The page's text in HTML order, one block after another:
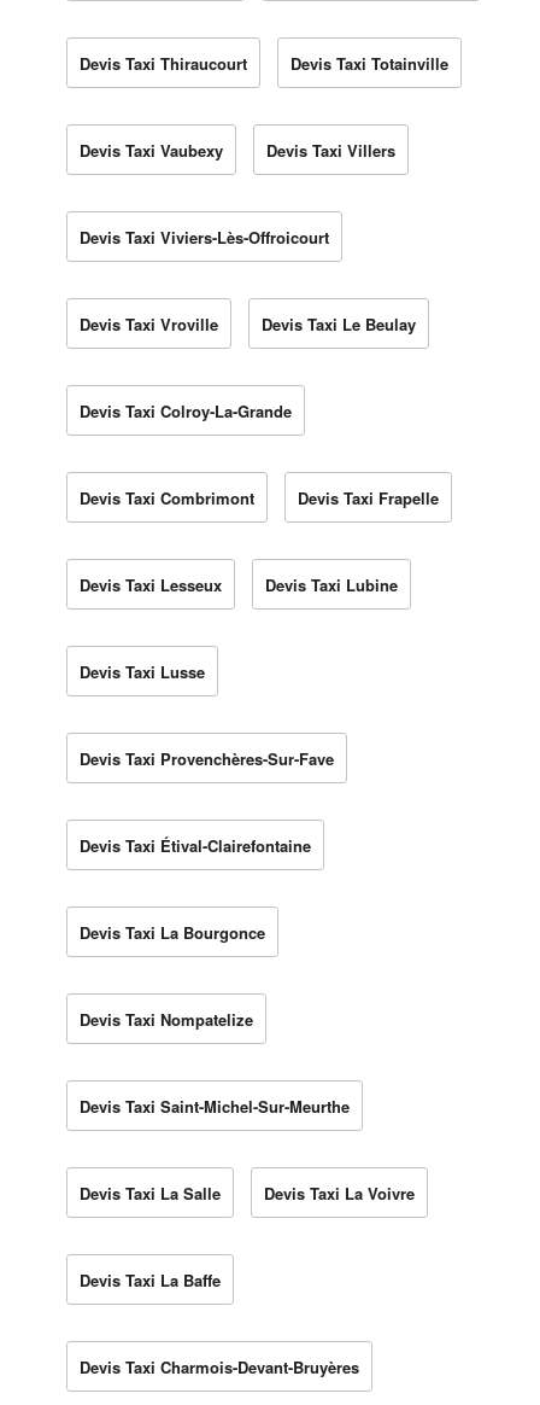
Devis Taxi Thiraucourt Devis Taxi Totainville
Devis Taxi Vaubexy Devis Taxi Villers
Devis Taxi Viviers-Lès-Offroicourt
Devis Taxi Vroville Devis Taxi Le Beulay
Devis Taxi Colroy-La-Grande
Devis Taxi Combrimont Devis Taxi Frapelle
Devis Taxi Lesseux Devis Taxi Lubine
Devis Taxi Lusse
Devis Taxi Provenchères-Sur-Fave
Devis Taxi Étival-Clairefontaine
Devis Taxi La Bourgonce
Devis Taxi Nompatelize
Devis Taxi Saint-Michel-Sur-Meurthe
Devis Taxi La Salle Devis Taxi La Voivre
Devis Taxi La Baffe
Devis Taxi Charmois-Devant-Bruyères